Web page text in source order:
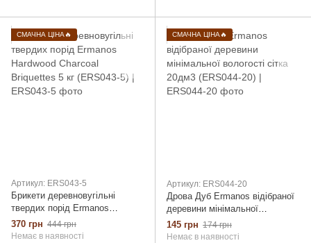
СМАЧНА ЦІНА🔥
Артикул: ERS043-5
Брикети деревновугільні
твердих порід Ermanos
Hardwood Charcoal Briquettes 5
кг (ERS043-5)
370 грн 444 грн
Немає в наявності
СМАЧНА ЦІНА🔥
Артикул: ERS044-20
Дрова Дуб Ermanos відібраної
деревини мінімальної
вологості сітка 20дм3 (ERS044-
20)
145 грн 174 грн
Немає в наявності